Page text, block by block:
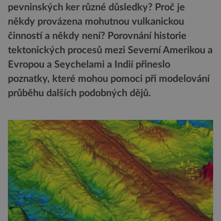
pevninských ker různé důsledky? Proč je
někdy provázena mohutnou vulkanickou
činností a někdy není? Porovnání historie
tektonických procesů mezi Severní Amerikou a
Evropou a Seychelami a Indií přineslo
poznatky, které mohou pomoci při modelování
průběhu dalších podobných dějů.